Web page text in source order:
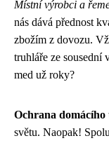
Místní výrobci a
nás dává přednost
zbožím z dovozu.
truhláře ze sousední
med už roky?
Ochrana domácího
světu. Naopak!